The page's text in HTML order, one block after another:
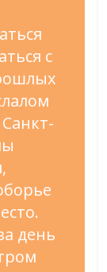
с
день